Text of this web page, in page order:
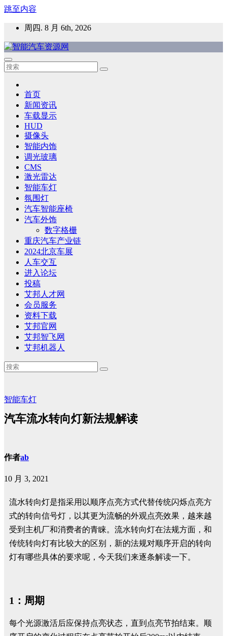
跳至内容
周四. 8 月 6th, 2026
智能汽车资源网
智能表面，智能内饰，新能源汽车，HMI，人车交互，智能车
首页
新闻资讯
车载显示
HUD
摄像头
智能内饰
调光玻璃
CMS
激光雷达
智能车灯
氛围灯
汽车智能座椅
汽车外饰
数字格栅
重庆汽车产业链
2024北京车展
人车交互
进入论坛
投稿
艾邦人才网
会员服务
资料下载
艾邦官网
艾邦智飞网
艾邦机器人
智能车灯
汽车流水转向灯新法规解读
作者ab
10 月 3, 2021
流水转向灯是指采用以顺序点亮方式代替传统闪烁点亮方
式的转向信号灯，以其更为流畅的外观点亮效果，越来越
受到主机厂和消费者的青睐。流水转向灯在法规方面，和
传统转向灯有比较大的区别，新的法规对顺序开启的转向
灯有哪些具体的要求呢，今天我们来逐条解读一下。
1：周期
每个光源激活后应保持点亮状态，直到点亮节拍结束。顺